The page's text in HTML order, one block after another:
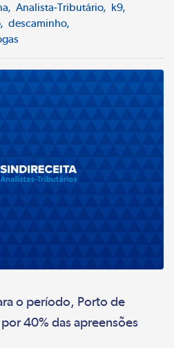
Analista-Tributário k9
descaminho
o período, Porto de
40% das apreensões